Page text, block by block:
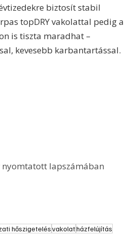
biztosít stabil
topDRY vakolattal pedig a
is tiszta maradhat –
kevesebb karbantartással.
nyomtatott lapszámában
hőszigetelésvakolatházfelújítás